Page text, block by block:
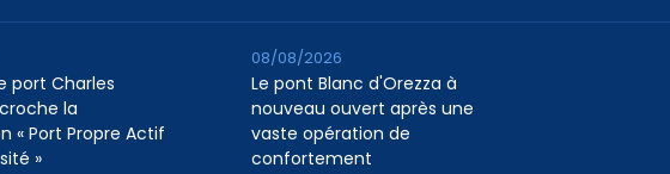
port Charles
la
« Port Propre Actif
»
Le pont Blanc d'Orezza à
nouveau ouvert après une
vaste opération de
confortement
08/08/2026